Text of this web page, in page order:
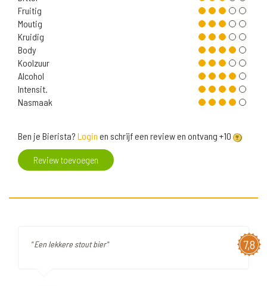
Fruitig
Moutig
Kruidig
Body
Koolzuur
Alcohol
Intensit.
Nasmaak
Ben je Bierista? Login en schrijf een review en ontvang +10
Review toevoegen
7,8
" Een lekkere stout bier"